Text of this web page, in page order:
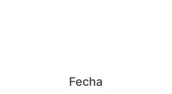
Fecha